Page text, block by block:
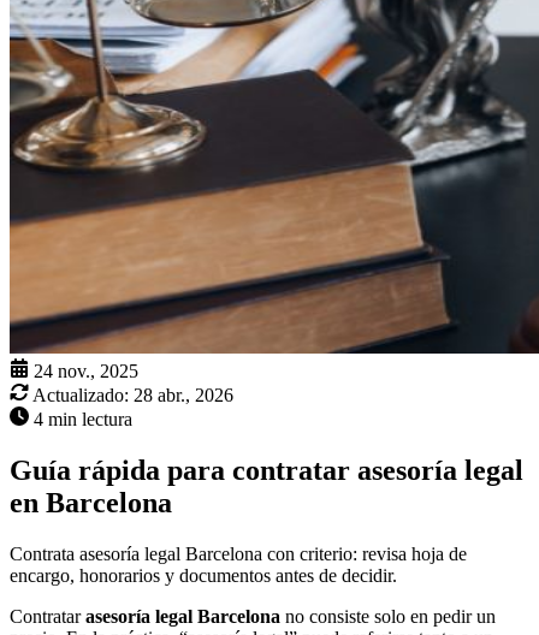
24 nov., 2025
Actualizado: 28 abr., 2026
4 min lectura
Guía rápida para contratar asesoría legal
en Barcelona
Contrata asesoría legal Barcelona con criterio: revisa hoja de
encargo, honorarios y documentos antes de decidir.
Contratarasesoría legal Barcelona no consiste solo en pedir un